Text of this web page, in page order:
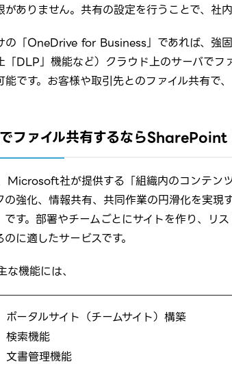
がありません。共有の設定を行うことで、社
の「OneDrive for Business」であれば、強
「DLP」機能など）クラウド上のサーバでフ
能です。お客様や取引先とのファイル共有で
ファイル共有するなら
Microsoft社が提供する「組織内のコンテン
の強化、情報共有、共同作業の円滑化を実現
です。部署やチームごとにサイトを作り、リ
に適したサービスです。
な機能には、
ポータルサイト（チームサイト）構築
検索機能
文書管理機能